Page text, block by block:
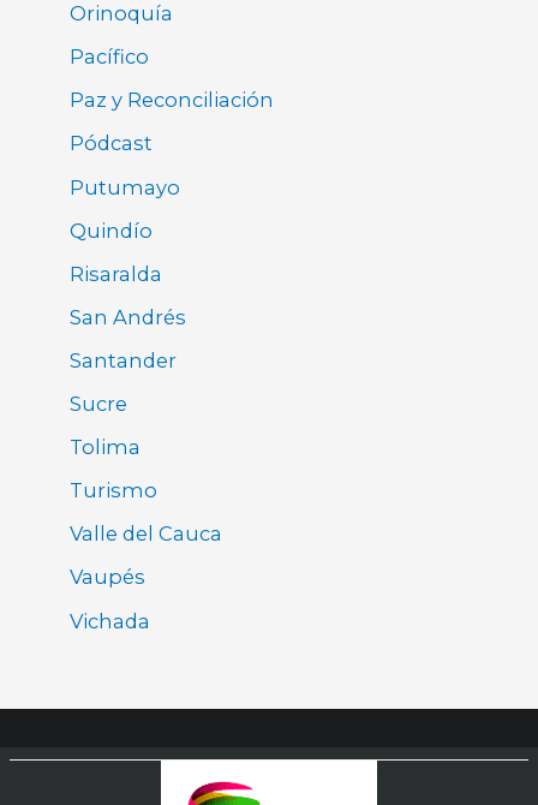
Orinoquía
Pacífico
Paz y Reconciliación
Pódcast
Putumayo
Quindío
Risaralda
San Andrés
Santander
Sucre
Tolima
Turismo
Valle del Cauca
Vaupés
Vichada